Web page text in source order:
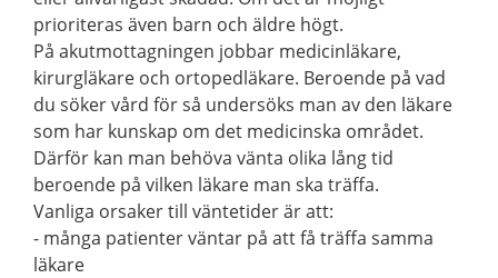
prioriteras även barn och äldre högt.
På akutmottagningen jobbar medicinläkare,
kirurgläkare och ortopedläkare. Beroende på vad
du söker vård för så undersöks man av den läkare
som har kunskap om det medicinska området.
Därför kan man behöva vänta olika lång tid
beroende på vilken läkare man ska träffa.
Vanliga orsaker till väntetider är att:
- många patienter väntar på att få träffa samma
läkare